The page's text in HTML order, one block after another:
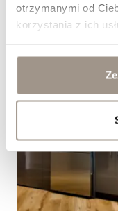
otrzymanymi od
korzystania z ich